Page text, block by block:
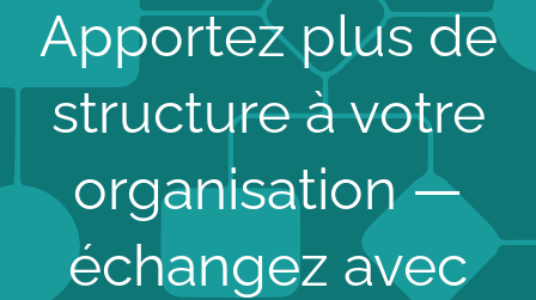
Apportez plus de
structure à votre
organisation —
échangez avec